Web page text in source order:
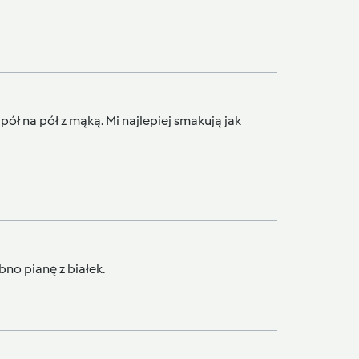
na pół z mąką. Mi najlepiej smakują jak
pianę z białek.